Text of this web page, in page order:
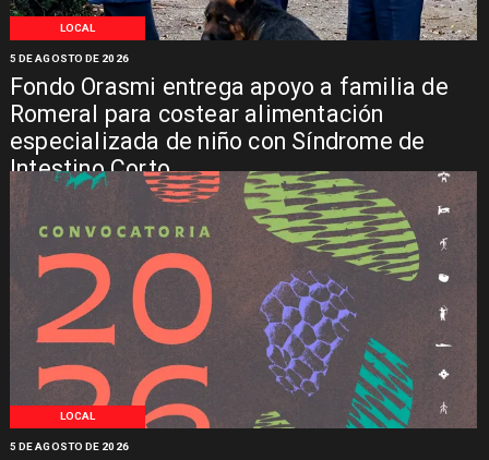
LOCAL
Fondo Orasmi entrega apoyo a familia de
Romeral para costear alimentación
especializada de niño con Síndrome de
Intestino Corto
5 DE AGOSTO DE 2026
LOCAL
5 DE AGOSTO DE 2026